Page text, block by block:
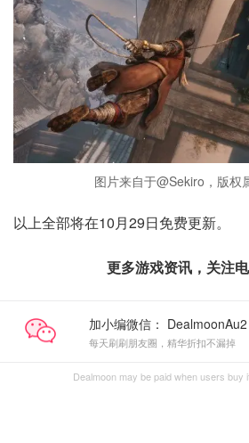
图片来自于@Sekiro，版权
以上全部将在10月29日免费更新。
更多游戏资讯，关注
加小编微信：
每天刷刷朋友圈，精华折扣不漏掉
Dealmoon may be paid when users buy